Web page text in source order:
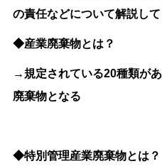
の責任などについて解説して
◆産業廃棄物とは？
→規定されている20種類が
廃棄物となる
◆特別管理産業廃棄物とは？